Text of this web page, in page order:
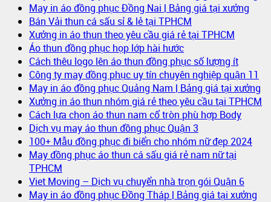
May in áo đồng phục Đồng Nai | Bảng giá tại xưởng
Bán Vải thun cá sấu sỉ & lẻ tại TPHCM
Xưởng in áo thun theo yêu cầu giá rẻ tại TPHCM
Áo thun đồng phục họp lớp hài hước
Cách thêu logo lên áo thun đồng phục số lượng ít
Công ty may đồng phục uy tín chuyên nghiệp quận 11
May in áo đồng phục Quảng Nam | Bảng giá tại xưởng
Xưởng in áo thun nhóm giá rẻ theo yêu cầu tại TPHCM
Cách lựa chọn áo thun nam cổ tròn phù hợp Body
Dịch vụ may áo thun đồng phục Quận 3
100+ Mẫu đồng phục đi biển cho nhóm nữ đẹp 2024
May đồng phục áo thun cá sấu giá rẻ nam nữ tại
TPHCM
Viet Moving – Dịch vụ chuyển nhà trọn gói Quận 6
May in áo đồng phục Đồng Tháp | Bảng giá tại xưởng